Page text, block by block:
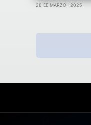
28 DE MARZO | 2025